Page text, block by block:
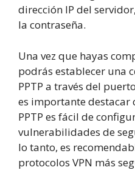
dirección IP del
la contraseña.
Una vez que hayas
podrás establecer una
PPTP a través del
es importante destacar
PPTP es fácil de
vulnerabilidades de
lo tanto, es
protocolos VPN más